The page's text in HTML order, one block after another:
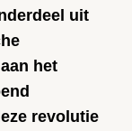
uit
het
revolutie